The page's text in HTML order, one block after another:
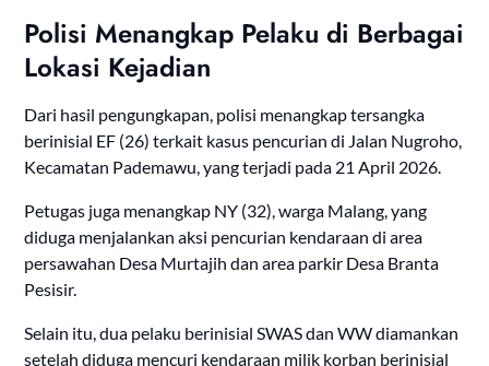
Polisi Menangkap Pelaku di Berbagai
Lokasi Kejadian
Dari hasil pengungkapan, polisi menangkap tersangka
berinisial EF (26) terkait kasus pencurian di Jalan Nugroho,
Kecamatan Pademawu, yang terjadi pada 21 April 2026.
Petugas juga menangkap NY (32), warga Malang, yang
diduga menjalankan aksi pencurian kendaraan di area
persawahan Desa Murtajih dan area parkir Desa Branta
Pesisir.
Selain itu, dua pelaku berinisial SWAS dan WW diamankan
setelah diduga mencuri kendaraan milik korban berinisial